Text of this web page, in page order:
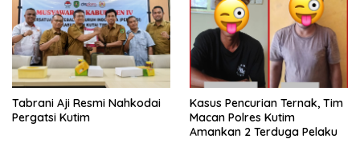
Tabrani Aji Resmi Nahkodai
Pergatsi Kutim
Kasus Pencurian Ternak, Tim
Macan Polres Kutim
Amankan 2 Terduga Pelaku